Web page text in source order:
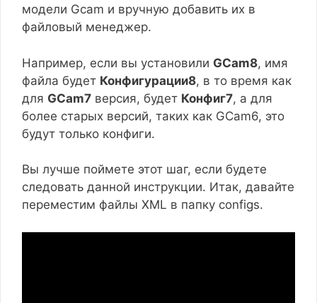
модели Gcam и вручную добавить их в
файловый менеджер.
Например, если вы установили GCam8, имя
файла будет Конфигурации8, в то время как
для GCam7 версия, будет Конфиг7, а для
более старых версий, таких как GCam6, это
будут только конфиги.
Вы лучше поймете этот шаг, если будете
следовать данной инструкции. Итак, давайте
переместим файлы XML в папку configs.